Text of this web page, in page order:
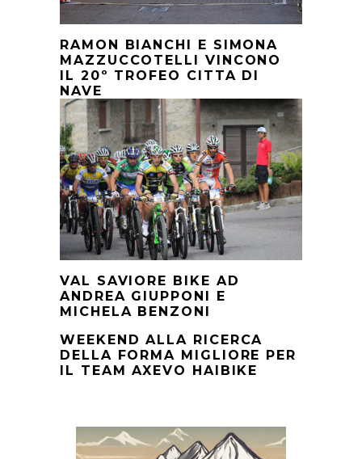
RAMON BIANCHI E SIMONA
MAZZUCCOTELLI VINCONO
IL 20º TROFEO CITTA DI
NAVE
VAL SAVIORE BIKE AD
ANDREA GIUPPONI E
MICHELA BENZONI
WEEKEND ALLA RICERCA
DELLA FORMA MIGLIORE PER
IL TEAM AXEVO HAIBIKE